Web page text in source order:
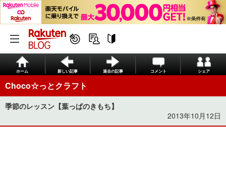
ホーム 新しい記事 過去の記事 コメント シェア
Choco☆っとクラフト
季節のレッスン【葉っぱのきもち】
2013年10月12日